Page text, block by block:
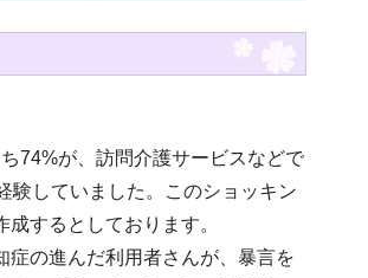
74%が、訪問介護サービスなどで
験していました。このショッキン
するとしております。
の進んだ利用者さんが、暴言を